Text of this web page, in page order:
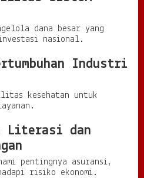
dana besar yang
nasional.
Industri
kesehatan untuk
Literasi dan
pentingnya asuransi,
risiko ekonomi.